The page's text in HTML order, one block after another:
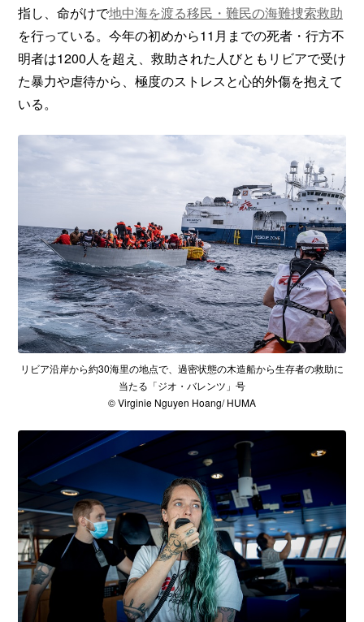
指し、命がけで地中海を渡る移民・難民の海難捜索救助
を行っている。今年の初めから11月までの死者・行方不
明者は1200人を超え、救助された人びともリビアで受け
た暴力や虐待から、極度のストレスと心的外傷を抱えて
いる。
リビア沿岸から約30海里の地点で、過密状態の木造船から生存者の救助に
当たる「ジオ・バレンツ」号
© Virginie Nguyen Hoang/ HUMA